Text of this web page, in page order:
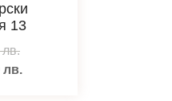
13
лв.
лв.